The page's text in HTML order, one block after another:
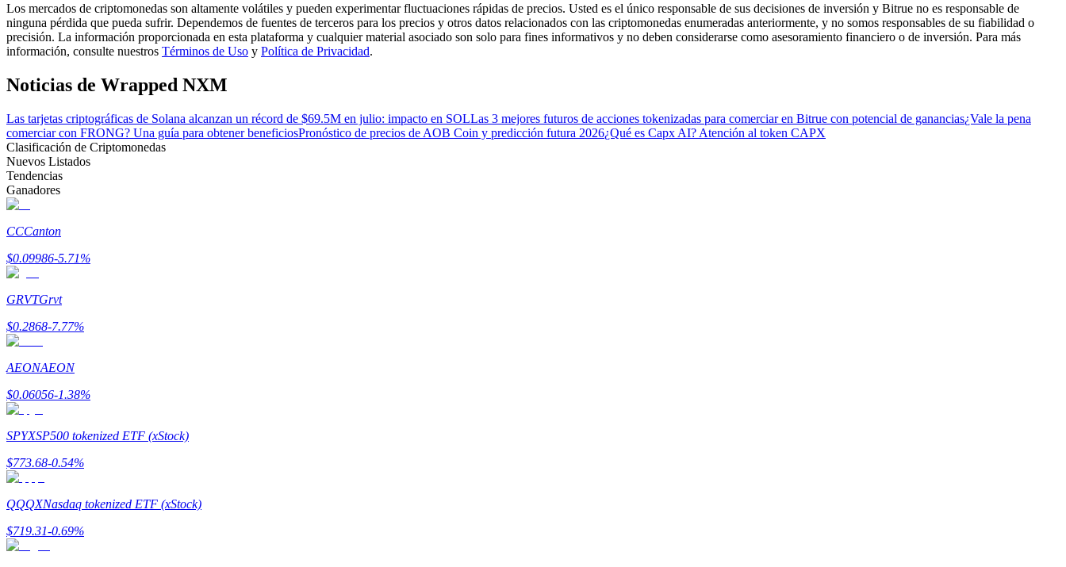
Conviértete en un Trader de Copia
Disfruta del reparto de beneficios y comisiones de copy trading
Información
Los mercados de criptomonedas son altamente volátiles y pueden experimentar fluctuaciones rápidas de precios. Usted es el único responsable de sus decisiones de inversión y Bitrue no es responsable de
ninguna pérdida que pueda sufrir. Dependemos de fuentes de terceros para los precios y otros datos relacionados con las criptomonedas enumeradas anteriormente, y no somos responsables de su fiabilidad o
precisión. La información proporcionada en esta plataforma y cualquier material asociado son solo para fines informativos y no deben considerarse como asesoramiento financiero o de inversión. Para más
información, consulte nuestros Términos de Uso y Política de Privacidad.
Noticias de Wrapped NXM
Las tarjetas criptográficas de Solana alcanzan un récord de $69.5M en julio: impacto en SOLLas 3 mejores futuros de acciones tokenizadas para comerciar en Bitrue con potencial de ganancias¿Vale la pena
comerciar con FRONG? Una guía para obtener beneficiosPronóstico de precios de AOB Coin y predicción futura 2026¿Qué es Capx AI? Atención al token CAPX
Clasificación de Criptomonedas
Nuevos Listados
Tendencias
Ganadores
CCCanton
$0.09986-5.71%
GRVTGrvt
$0.2868-7.77%
AEONAEON
$0.06056-1.38%
SPYXSP500 tokenized ETF (xStock)
$773.68-0.54%
QQQXNasdaq tokenized ETF (xStock)
$719.31-0.69%